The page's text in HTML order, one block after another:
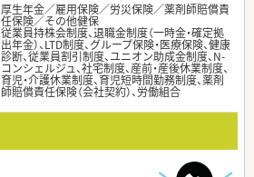
厚生年金／雇用保険／労災保険／薬剤師賠償責
任保険／その他健保
従業員持株会制度、退職金制度（一時金・確定拠
出年金）、LTD制度、グループ保険・医療保険、健康
診断、従業員割引制度、ユニオン助成金制度、N-
コンシェルジュ、社宅制度、産前・産後休業制度、
育児・介護休業制度、育児短時間勤務制度、薬剤
師賠償責任保険（会社契約）、労働組合